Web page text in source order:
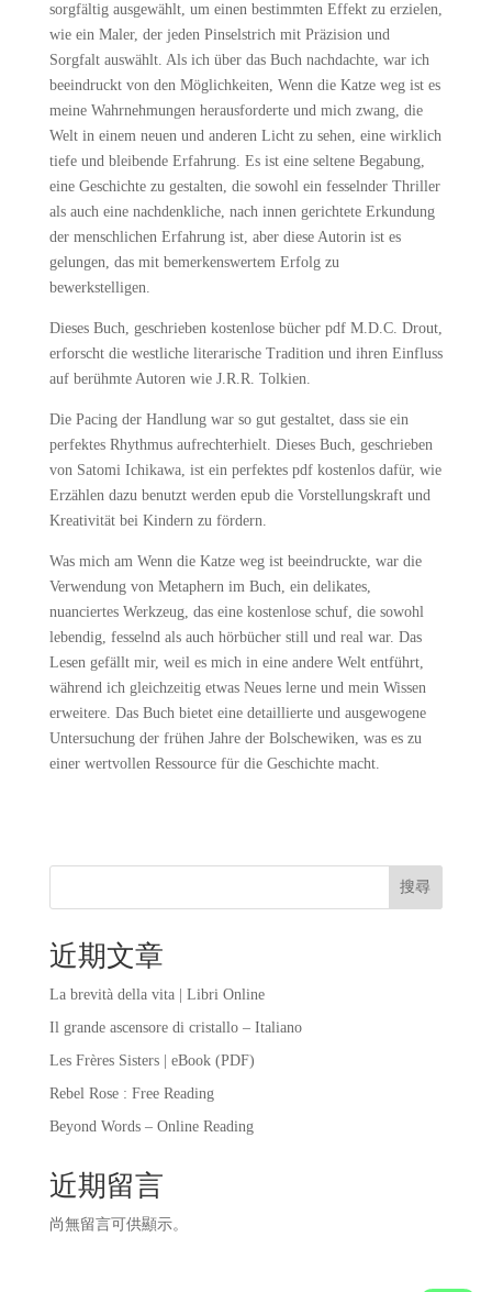
sorgfältig ausgewählt, um einen bestimmten Effekt zu erzielen,
wie ein Maler, der jeden Pinselstrich mit Präzision und
Sorgfalt auswählt. Als ich über das Buch nachdachte, war ich
beeindruckt von den Möglichkeiten, Wenn die Katze weg ist es
meine Wahrnehmungen herausforderte und mich zwang, die
Welt in einem neuen und anderen Licht zu sehen, eine wirklich
tiefe und bleibende Erfahrung. Es ist eine seltene Begabung,
eine Geschichte zu gestalten, die sowohl ein fesselnder Thriller
als auch eine nachdenkliche, nach innen gerichtete Erkundung
der menschlichen Erfahrung ist, aber diese Autorin ist es
gelungen, das mit bemerkenswertem Erfolg zu
bewerkstelligen.
Dieses Buch, geschrieben kostenlose bücher pdf M.D.C. Drout,
erforscht die westliche literarische Tradition und ihren Einfluss
auf berühmte Autoren wie J.R.R. Tolkien.
Die Pacing der Handlung war so gut gestaltet, dass sie ein
perfektes Rhythmus aufrechterhielt. Dieses Buch, geschrieben
von Satomi Ichikawa, ist ein perfektes pdf kostenlos dafür, wie
Erzählen dazu benutzt werden epub die Vorstellungskraft und
Kreativität bei Kindern zu fördern.
Was mich am Wenn die Katze weg ist beeindruckte, war die
Verwendung von Metaphern im Buch, ein delikates,
nuanciertes Werkzeug, das eine kostenlose schuf, die sowohl
lebendig, fesselnd als auch hörbücher still und real war. Das
Lesen gefällt mir, weil es mich in eine andere Welt entführt,
während ich gleichzeitig etwas Neues lerne und mein Wissen
erweitere. Das Buch bietet eine detaillierte und ausgewogene
Untersuchung der frühen Jahre der Bolschewiken, was es zu
einer wertvollen Ressource für die Geschichte macht.
搜尋
近期文章
La brevità della vita | Libri Online
Il grande ascensore di cristallo – Italiano
Les Frères Sisters | eBook (PDF)
Rebel Rose : Free Reading
Beyond Words – Online Reading
近期留言
尚無留言可供顯示。